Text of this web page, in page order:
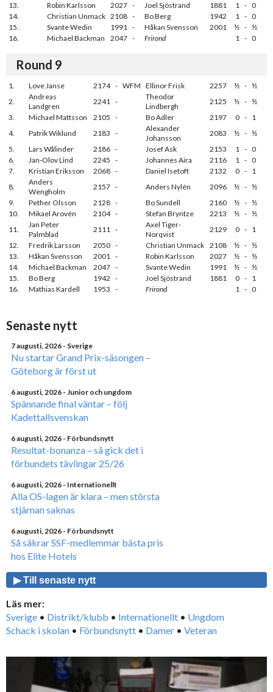
13.
Robin Karlsson 2027 - Joel Sjöstrand 1881 1 - 0
14.
Christian Unmack 2108 - Bo Berg 1942 1 - 0
15.
Svante Wedin 1991 - Håkan Svensson 2001 ½ - ½
16.
Michael Backman 2047 - Frirond 1 - 0
Round 9
1. Love Janse 2174 - WFM Ellinor Frisk 2257 ½ - ½
2.
Andreas
Landgren
2241 -
Theodor
Lindbergh
2125 ½ - ½
3.
Michael Mattsson 2105 - Bo Adler 2197 0 - 1
4.
Patrik Wiklund 2183 -
Alexander
Johansson
2083 ½ - ½
5.
Lars Wålinder 2186 - Josef Ask 2153 1 - 0
6.
Jan-Olov Lind 2245 - Johannes Aira 2116 1 - 0
7.
Kristian Eriksson 2068 - Daniel Isetoft 2132 0 - 1
8.
Anders
Wengholm
2157 - Anders Nylén 2096 ½ - ½
9.
Pether Olsson 2128 - Bo Sundell 2160 ½ - ½
10.
Mikael Arovén 2104 - Stefan Bryntze 2213 ½ - ½
11.
Jan Peter
Palmblad
2111 -
Axel Tiger-
Norqvist
2129 0 - 1
12.
Fredrik Larsson 2050 - Christian Unmack 2108 ½ - ½
13.
Håkan Svensson 2001 - Robin Karlsson 2027 ½ - ½
14.
Michael Backman 2047 - Svante Wedin 1991 ½ - ½
15.
Bo Berg 1942 - Joel Sjöstrand 1881 0 - 1
16.
Mathias Kardell 1953 - Frirond 1 - 0
Senaste nytt
7 augusti, 2026 - Sverige
Nu startar Grand Prix-säsongen –
Göteborg är först ut
6 augusti, 2026 - Junior och ungdom
Spännande final väntar – följ
Kadettallsvenskan
6 augusti, 2026 - Förbundsnytt
Resultat-bonanza – så gick det i
förbundets tävlingar 25/26
6 augusti, 2026 - Internationellt
Alla OS-lagen är klara – men största
stjärnan saknas
6 augusti, 2026 - Förbundsnytt
Så säkrar SSF-medlemmar bästa pris
hos Elite Hotels
▶ Till senaste nytt
Läs mer:
Sverige • Distrikt/klubb • Internationellt • Ungdom
Schack i skolan • Förbundsnytt • Damer • Veteran